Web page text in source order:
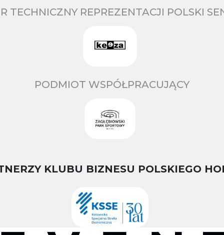
TECHNICZNY REPREZENTACJI POLSKI
PODMIOT WSPÓŁPRACUJĄCY
KLUBU BIZNESU POLSKIEGO